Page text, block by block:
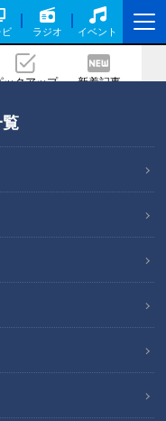
ラジオ イベント
ックアップ 新着記事
動きに秘め